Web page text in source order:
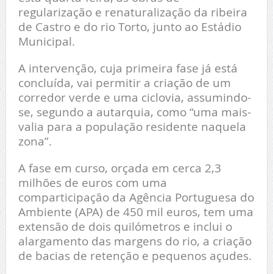
regularização e renaturalização da ribeira
de Castro e do rio Torto, junto ao Estádio
Municipal.
A intervenção, cuja primeira fase já está
concluída, vai permitir a criação de um
corredor verde e uma ciclovia, assumindo-
se, segundo a autarquia, como “uma mais-
valia para a população residente naquela
zona”.
A fase em curso, orçada em cerca 2,3
milhões de euros com uma
comparticipação da Agência Portuguesa do
Ambiente (APA) de 450 mil euros, tem uma
extensão de dois quilómetros e inclui o
alargamento das margens do rio, a criação
de bacias de retenção e pequenos açudes.